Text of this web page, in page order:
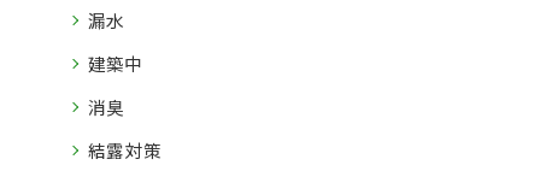
漏水
建築中
消臭
結露対策